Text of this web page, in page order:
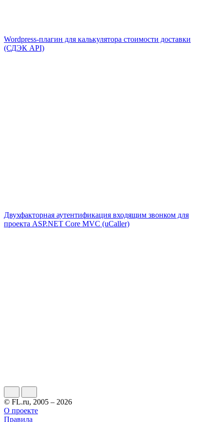
Wordpress-плагин для калькулятора стоимости доставки
(СДЭК API)
Двухфакторная аутентификация входящим звонком для
проекта ASP.NET Core MVC (uCaller)
© FL.ru, 2005 – 2026
О проекте
Правила